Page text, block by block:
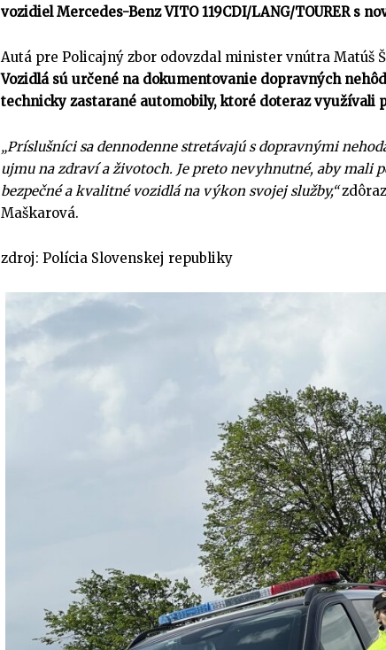
vozidiel Mercedes-Benz VITO 119CDI/LANG/TOURER s
Autá pre Policajný zbor odovzdal minister vnútra Matúš
Vozidlá sú určené na dokumentovanie dopravných
technicky zastarané automobily, ktoré doteraz využívali
„Príslušníci sa dennodenne stretávajú s dopravnými
ujmu na zdraví a životoch. Je preto nevyhnutné, aby mali
bezpečné a kvalitné vozidlá na výkon svojej služby,“
Maškarová.
zdroj: Polícia Slovenskej republiky